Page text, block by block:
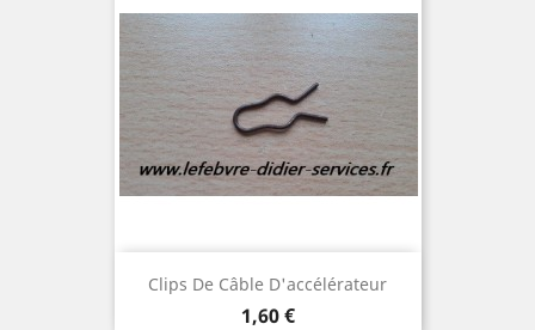
Clips De Câble D'accélérateur
Prix
1,60 €